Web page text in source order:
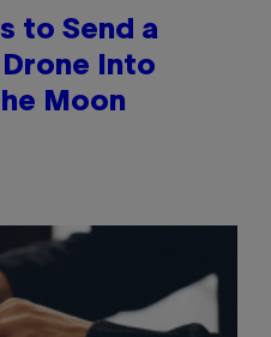
to Send a
Into
Moon